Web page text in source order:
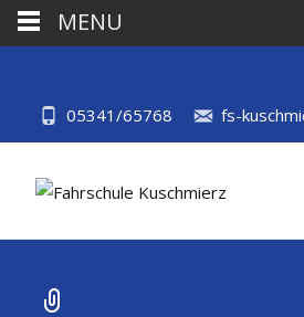
05341/65768 fs-
MENU